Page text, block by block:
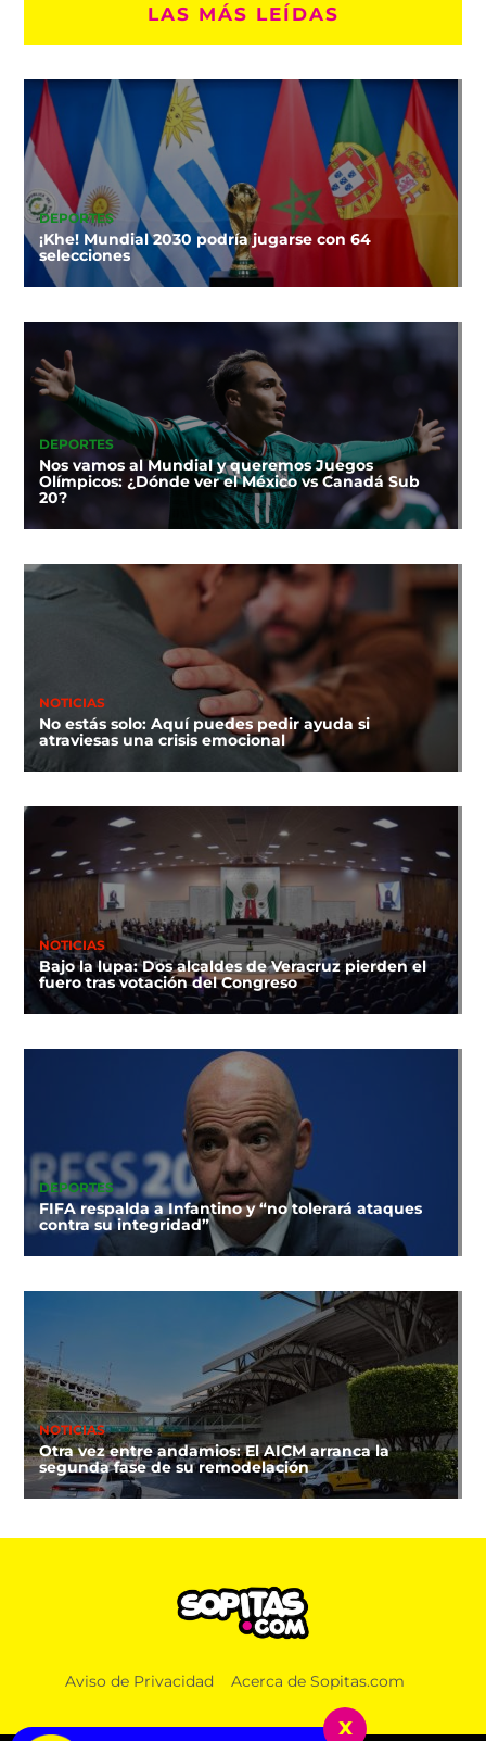
LAS MÁS LEÍDAS
DEPORTES
¡Khe! Mundial 2030 podría jugarse con 64
selecciones
DEPORTES
Nos vamos al Mundial y queremos Juegos
Olímpicos: ¿Dónde ver el México vs Canadá Sub
20?
NOTICIAS
No estás solo: Aquí puedes pedir ayuda si
atraviesas una crisis emocional
NOTICIAS
Bajo la lupa: Dos alcaldes de Veracruz pierden el
fuero tras votación del Congreso
DEPORTES
FIFA respalda a Infantino y “no tolerará ataques
contra su integridad”
NOTICIAS
Otra vez entre andamios: El AICM arranca la
segunda fase de su remodelación
Aviso de Privacidad Acerca de Sopitas.com
x